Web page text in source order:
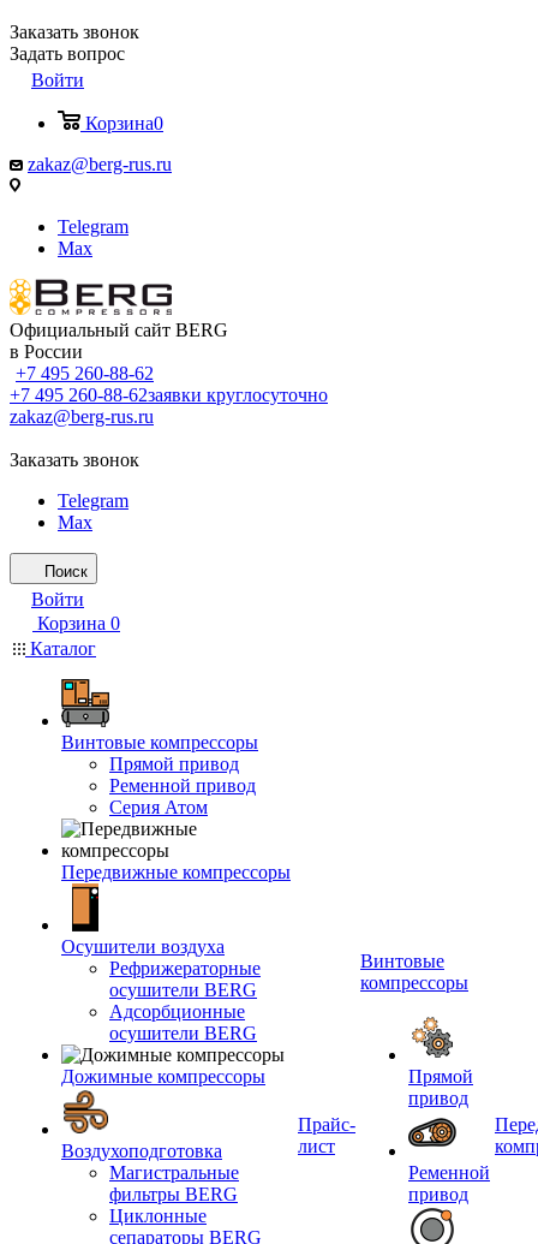
Заказать звонок
Задать вопрос
Войти
Корзина0
zakaz@berg-rus.ru
Telegram
Max
Официальный сайт BERG
в России
+7 495 260-88-62
+7 495 260-88-62заявки круглосуточно
zakaz@berg-rus.ru
Заказать звонок
Telegram
Max
Поиск
Войти
Корзина 0
Каталог
Винтовые компрессоры
Прямой привод
Ременной привод
Серия Атом
Передвижные компрессоры
Осушители воздуха
Рефрижераторные
осушители BERG
Адсорбционные
осушители BERG
Дожимные компрессоры
Воздухоподготовка
Магистральные
фильтры BERG
Циклонные
сепараторы BERG
Прайс-
лист
Винтовые
компрессоры
Прямой
привод
Ременной
привод